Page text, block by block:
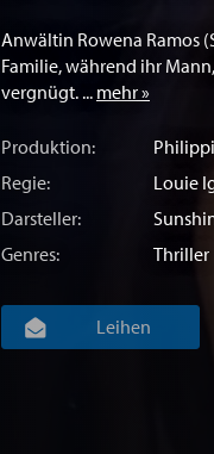
Anwältin Rowena Ramos
Familie, während ihr
vergnügt. ... mehr »
Produktion:
Regie:
Louie
Darsteller:
Genres:
Thriller
Leihen